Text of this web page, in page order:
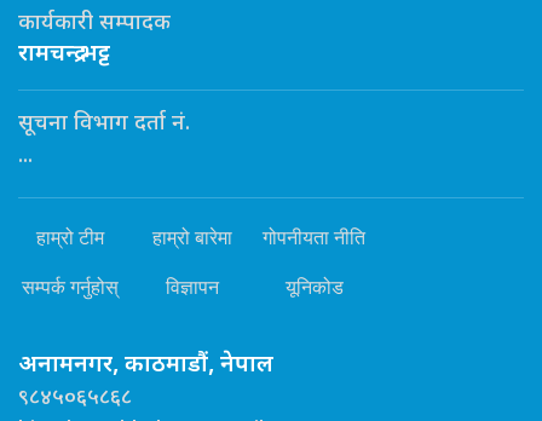
कार्यकारी सम्पादक
रामचन्द्र भट्ट
सूचना विभाग दर्ता नं.
...
हाम्रो टीम हाम्रो बारेमा गोपनीयता नीति
सम्पर्क गर्नुहोस् विज्ञापन यूनिकोड
अनामनगर, काठमाडौं, नेपाल
९८४५०६५८६८